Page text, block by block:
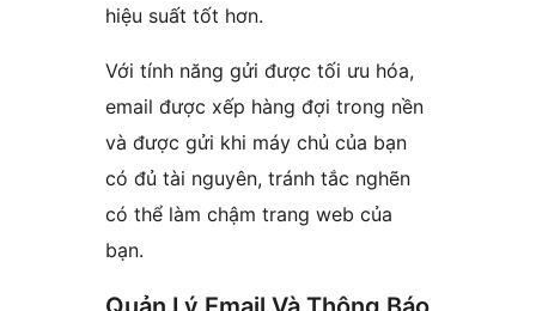
hiệu suất tốt hơn.
Với tính năng gửi được tối ưu hóa,
email được xếp hàng đợi trong nền
và được gửi khi máy chủ của bạn
có đủ tài nguyên, tránh tắc nghẽn
có thể làm chậm trang web của
bạn.